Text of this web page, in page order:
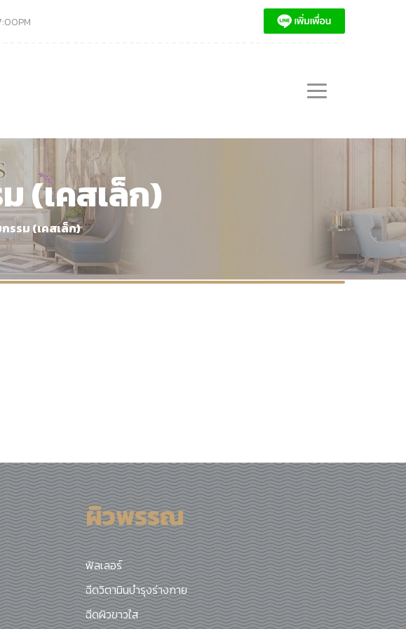
(เคสเล็ก)
รรม (เคสเล็ก)
ผิวพรรณ
ฟิลเลอร์
ฉีดวิตามินบำรุงร่างกาย
ฉีดผิวขาวใส